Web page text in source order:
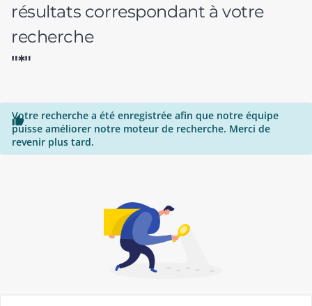
résultats correspondant à votre
recherche
"*"

Votre recherche a été enregistrée afin que notre équipe
puisse améliorer notre moteur de recherche. Merci de
revenir plus tard.